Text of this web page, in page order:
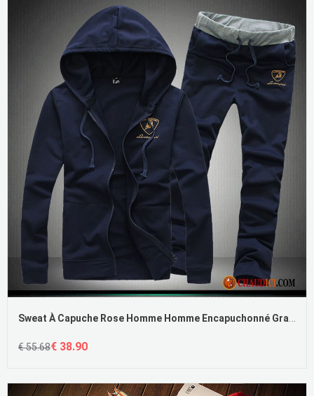
Sweat À Capuche Rose Homme Homme Encapuchonné Gras Hoodies L'automne Pas Cher
€ 55.68€ 38.90